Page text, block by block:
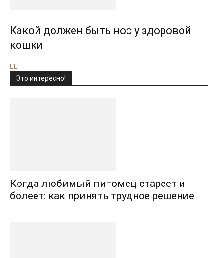
Какой должен быть нос у здоровой
кошки
Это интересно!
Когда любимый питомец стареет и
болеет: как принять трудное решение